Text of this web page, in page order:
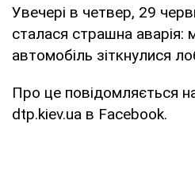
Увечері в четвер, 29
сталася страшна аварія:
автомобіль зіткнулися
Про це повідомляється
dtp.kiev.ua в Facebook.